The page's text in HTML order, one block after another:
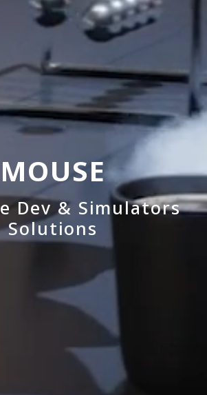
MOUSE
Dev & Simulators
Solutions